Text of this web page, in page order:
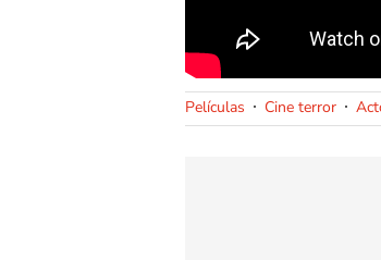
Películas Cine terror